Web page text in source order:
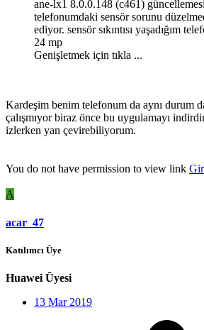
ane-lx1 8.0.0.148 (c461)
telefonumdaki sensör sorunu
ediyor. sensör sıkıntısı yaşadığım
24 mp
Genişletmek için tıkla ...
Kardeşim benim telefonum da aynı durum
çalışmıyor biraz önce bu uygulamayı
izlerken yan çevirebiliyorum.
You do not have permission to view link
A
acar_47
Katılımcı Üye
Huawei Üyesi
13 Mar 2019